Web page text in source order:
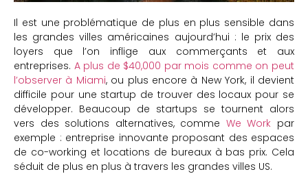
Il est une problématique de plus en plus sensible dans
les grandes villes américaines aujourd’hui : le prix des
loyers que l’on inflige aux commerçants et aux
entreprises. A plus de $40,000 par mois comme on peut
l’observer à Miami, ou plus encore à New York, il devient
difficile pour une startup de trouver des locaux pour se
développer. Beaucoup de startups se tournent alors
vers des solutions alternatives, comme We Work par
exemple : entreprise innovante proposant des espaces
de co-working et locations de bureaux à bas prix. Cela
séduit de plus en plus à travers les grandes villes US.